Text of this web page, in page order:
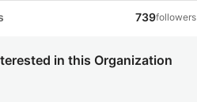
739followers
in this Organization